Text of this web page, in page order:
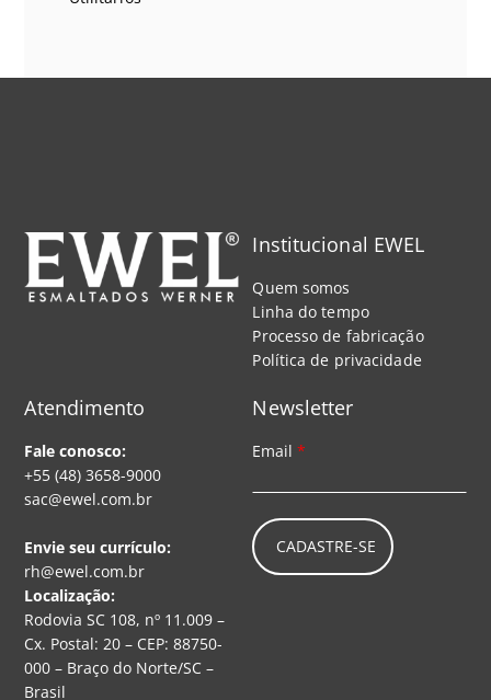
Institucional EWEL
Quem somos
Linha do tempo
Processo de fabricação
Política de privacidade
Atendimento
Fale conosco:
+55 (48) 3658-9000
sac@ewel.com.br
Envie seu currículo:
rh@ewel.com.br
Localização:
Rodovia SC 108, nº 11.009 –
Cx. Postal: 20 – CEP: 88750-
000 – Braço do Norte/SC –
Brasil
Newsletter
Email*
CADASTRE-SE